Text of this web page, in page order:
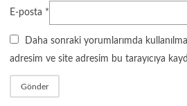
E-posta *
Daha sonraki yorumlarımda
adresim ve site adresim bu tarayıcıya